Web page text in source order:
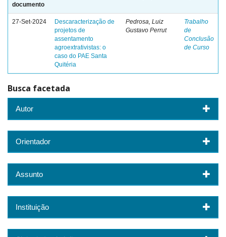
documento
27-Set-2024
Descaracterização de
projetos de
assentamento
agroextrativistas: o
caso do PAE Santa
Quitéria
Pedrosa, Luiz
Gustavo Perrut
Trabalho
de
Conclusão
de Curso
Busca facetada
Autor
Orientador
Assunto
Instituição